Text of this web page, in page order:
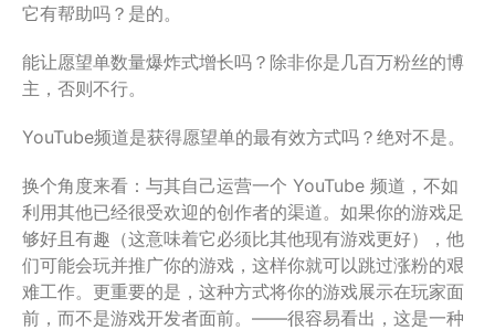
它有帮助吗？是的。
能让愿望单数量爆炸式增长吗？除非你是几百万粉丝的博
主，否则不行。
YouTube频道是获得愿望单的最有效方式吗？绝对不是。
换个角度来看：与其自己运营一个 YouTube 频道，不如
利用其他已经很受欢迎的创作者的渠道。如果你的游戏足
够好且有趣（这意味着它必须比其他现有游戏更好），他
们可能会玩并推广你的游戏，这样你就可以跳过涨粉的艰
难工作。更重要的是，这种方式将你的游戏展示在玩家面
前，而不是游戏开发者面前。——很容易看出，这是一种